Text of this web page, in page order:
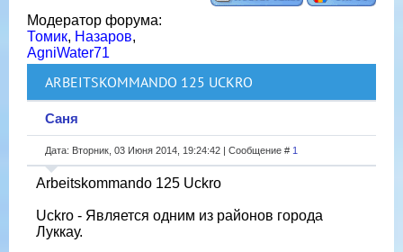
Модератор форума:
Томик, Назаров,
AgniWater71
ARBEITSKOMMANDO 125 UCKRO
Саня
Дата: Вторник, 03 Июня 2014, 19:24:42 | Сообщение # 1
Arbeitskommando 125 Uckro
Uckro - Является одним из районов города
Луккау.